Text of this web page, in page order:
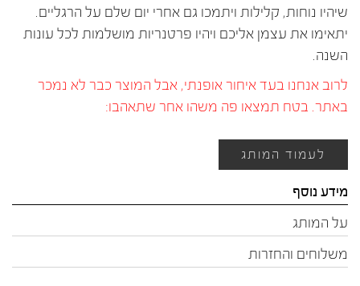
שיהיו נוחות, קלילות ויתמכו גם אחרי יום שלם על הרגליים.
יתאימו את עצמן אליכם ויהיו פרטנריות מושלמות לכל עונות
השנה.
לרוב אנחנו בעד איחור אופנתי, אבל המוצר כבר לא נמכר
באתר. בטח תמצאו פה משהו אחר שתאהבו:
לעמוד המותג
מידע נוסף
על המותג
משלוחים והחזרות